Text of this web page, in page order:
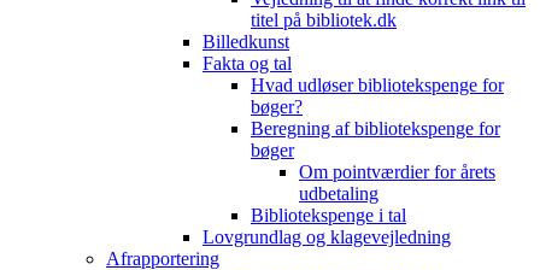
titel på bibliotek.dk
Billedkunst
Fakta og tal
Hvad udløser bibliotekspenge for
bøger?
Beregning af bibliotekspenge for
bøger
Om pointværdier for årets
udbetaling
Bibliotekspenge i tal
Lovgrundlag og klagevejledning
Afrapportering